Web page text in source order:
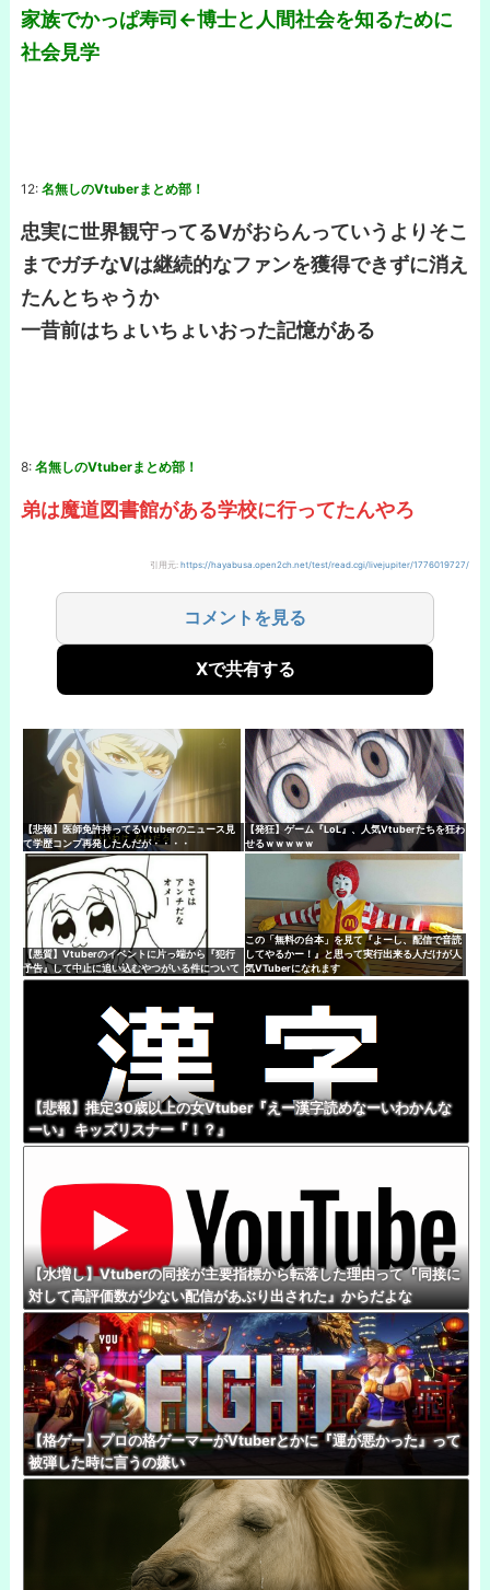
家族でかっぱ寿司←博士と人間社会を知るために
社会見学
12: 名無しのVtuberまとめ部！
忠実に世界観守ってるVがおらんっていうよりそこ
までガチなVは継続的なファンを獲得できずに消え
たんとちゃうか
一昔前はちょいちょいおった記憶がある
8: 名無しのVtuberまとめ部！
弟は魔道図書館がある学校に行ってたんやろ
引用元: https://hayabusa.open2ch.net/test/read.cgi/livejupiter/1776019727/
コメントを見る
Xで共有する
【悲報】医師免許持ってるVtuberのニュース見
て学歴コンプ再発したんだが・・・・
【発狂】ゲーム『LoL』、人気Vtuberたちを狂わ
せるｗｗｗｗｗ
【悪質】Vtuberのイベントに片っ端から『犯行
予告』して中止に追い込むやつがいる件について
この「無料の台本」を見て『よーし、配信で音読
してやるかー！』と思って実行出来る人だけが人
気VTuberになれます
【悲報】推定30歳以上の女Vtuber『えー漢字読めなーいわかんな
ーい』 キッズリスナー『！？』
【水増し】Vtuberの同接が主要指標から転落した理由って『同接に
対して高評価数が少ない配信があぶり出された』からだよな
【格ゲー】プロの格ゲーマーがVtuberとかに『運が悪かった』って
被弾した時に言うの嫌い